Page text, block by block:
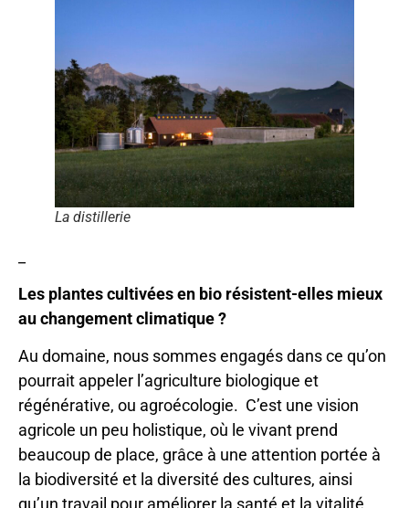
La distillerie
Les plantes cultivées en bio résistent-elles mieux
au changement climatique ?
Au domaine, nous sommes engagés dans ce qu’on
pourrait appeler l’agriculture biologique et
régénérative, ou agroécologie. C’est une vision
agricole un peu holistique, où le vivant prend
beaucoup de place, grâce à une attention portée à
la biodiversité et la diversité des cultures, ainsi